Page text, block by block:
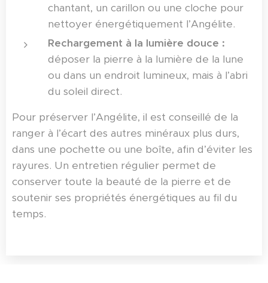
chantant, un carillon ou une cloche pour
nettoyer énergétiquement l’Angélite.
Rechargement à la lumière douce :
déposer la pierre à la lumière de la lune
ou dans un endroit lumineux, mais à l’abri
du soleil direct.
Pour préserver l’Angélite, il est conseillé de la
ranger à l’écart des autres minéraux plus durs,
dans une pochette ou une boîte, afin d’éviter les
rayures. Un entretien régulier permet de
conserver toute la beauté de la pierre et de
soutenir ses propriétés énergétiques au fil du
temps.